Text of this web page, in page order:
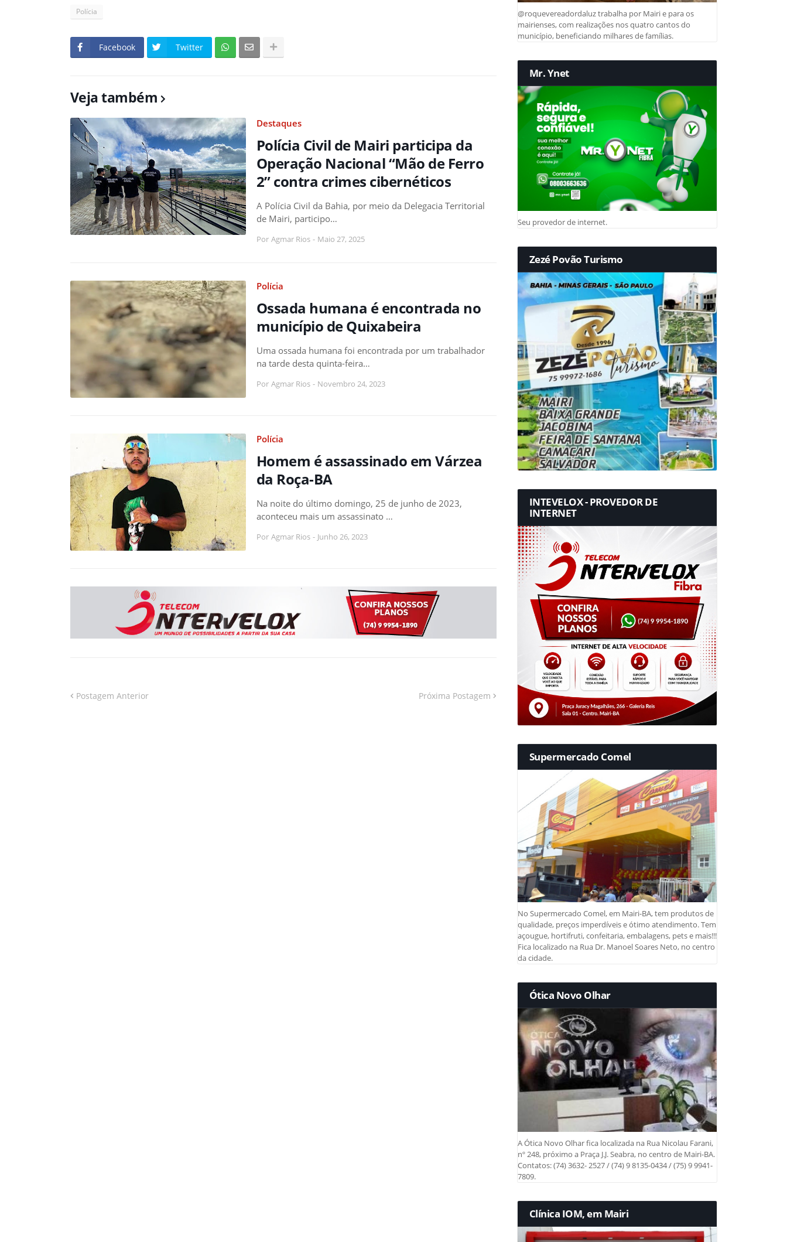
Polícia
Facebook Twitter
Veja também
Destaques
Polícia Civil de Mairi participa da
Operação Nacional “Mão de Ferro
2” contra crimes cibernéticos
A Polícia Civil da Bahia, por meio da Delegacia Territorial
de Mairi, participo…
Por Agmar Rios - Maio 27, 2025
Polícia
Ossada humana é encontrada no
município de Quixabeira
Uma ossada humana foi encontrada por um trabalhador
na tarde desta quinta-feira…
Por Agmar Rios - Novembro 24, 2023
Polícia
Homem é assassinado em Várzea
da Roça-BA
Na noite do último domingo, 25 de junho de 2023,
aconteceu mais um assassinato …
Por Agmar Rios - Junho 26, 2023
Postagem Anterior Próxima Postagem
@roquevereadordaluz trabalha por Mairi e para os
mairienses, com realizações nos quatro cantos do
município, beneficiando milhares de famílias.
Mr. Ynet
Seu provedor de internet.
Zezé Povão Turismo
INTEVELOX - PROVEDOR DE
INTERNET
Supermercado Comel
No Supermercado Comel, em Mairi-BA, tem produtos de
qualidade, preços imperdíveis e ótimo atendimento. Tem
açougue, hortifruti, confeitaria, embalagens, pets e mais!!!
Fica localizado na Rua Dr. Manoel Soares Neto, no centro
da cidade.
Ótica Novo Olhar
A Ótica Novo Olhar fica localizada na Rua Nicolau Farani,
nº 248, próximo a Praça J.J. Seabra, no centro de Mairi-BA.
Contatos: (74) 3632- 2527 / (74) 9 8135-0434 / (75) 9 9941-
7809.
Clínica IOM, em Mairi